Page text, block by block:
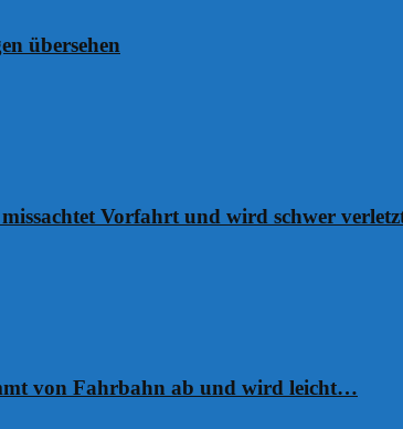
übersehen
Vorfahrt und wird schwer
von Fahrbahn ab und wird leicht…